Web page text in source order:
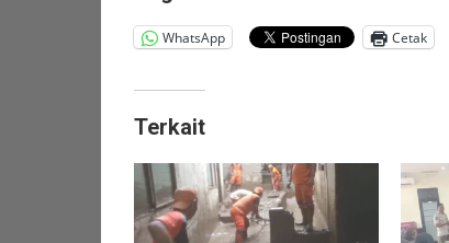
WhatsApp Cetak
Terkait